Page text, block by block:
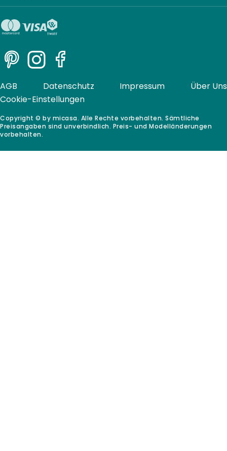
PinterestInstagramFacebook
Copyright © by micasa. Alle Rechte vorbehalten. Sämtliche
Preisangaben sind unverbindlich. Preis- und Modelländerungen
vorbehalten.
AGB Datenschutz Impressum
Über Uns
Cookie-Einstellungen